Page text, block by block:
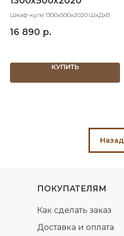
Шкаф-купе 1300х500х2020 ШхДхВ
16 890 р.
КУПИТЬ
Назад
ПОКУПАТЕЛЯМ
Доставка и оплата
Как сделать заказ